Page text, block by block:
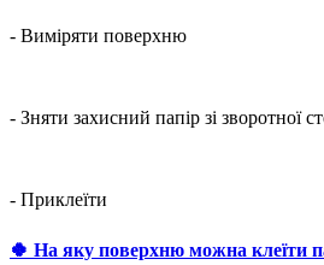
- Виміряти поверхню
- Зняти захисний папір зі зворотної
- Приклеїти
🍀 На яку поверхню можна клеїти